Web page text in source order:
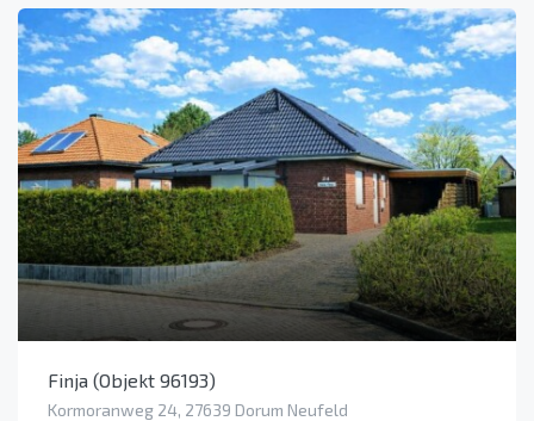
Finja (Objekt 96193)
Kormoranweg 24, 27639 Dorum Neufeld